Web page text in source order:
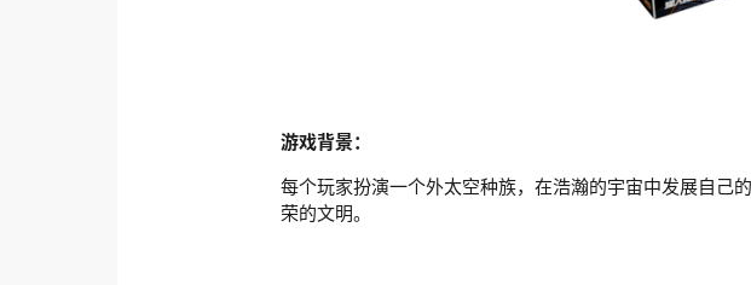
游戏背景：
每个玩家扮演一个外太空种族，在浩瀚的宇宙中发展自己
荣的文明。